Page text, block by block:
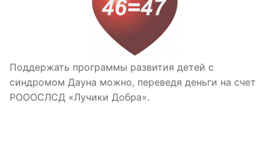
Поддержать программы развития детей с
синдромом Дауна можно, переведя деньги на счет
РОООСЛСД «Лучики Добра».